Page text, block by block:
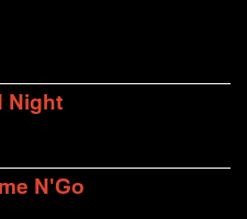
Night
N'Go